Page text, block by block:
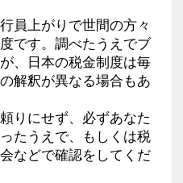
員上がりで世間の方々
です。調べたうえでブ
、日本の税金制度は毎
解釈が異なる場合もあ
りにせず、必ずあなた
たうえで、もしくは税
などで確認をしてくだ